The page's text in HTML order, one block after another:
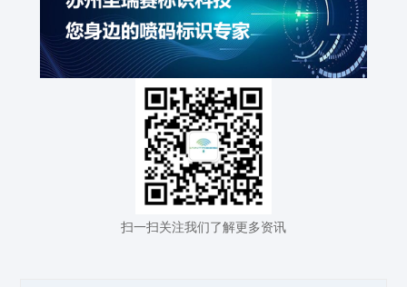
扫一扫关注我们了解更多资讯